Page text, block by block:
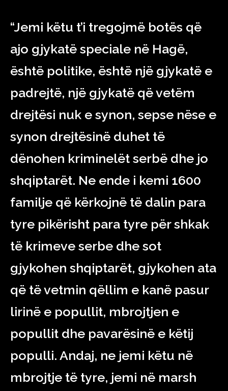
“Jemi këtu t’i tregojmë botës që
ajo gjykatë speciale në Hagë,
është politike, është një gjykatë e
padrejtë, një gjykatë që vetëm
drejtësi nuk e synon, sepse nëse e
synon drejtësinë duhet të
dënohen kriminelët serbë dhe jo
shqiptarët. Ne ende i kemi 1600
familje që kërkojnë të dalin para
tyre pikërisht para tyre për shkak
të krimeve serbe dhe sot
gjykohen shqiptarët, gjykohen ata
që të vetmin qëllim e kanë pasur
lirinë e popullit, mbrojtjen e
popullit dhe pavarësinë e këtij
populli. Andaj, ne jemi këtu në
mbrojtje të tyre, jemi në marsh